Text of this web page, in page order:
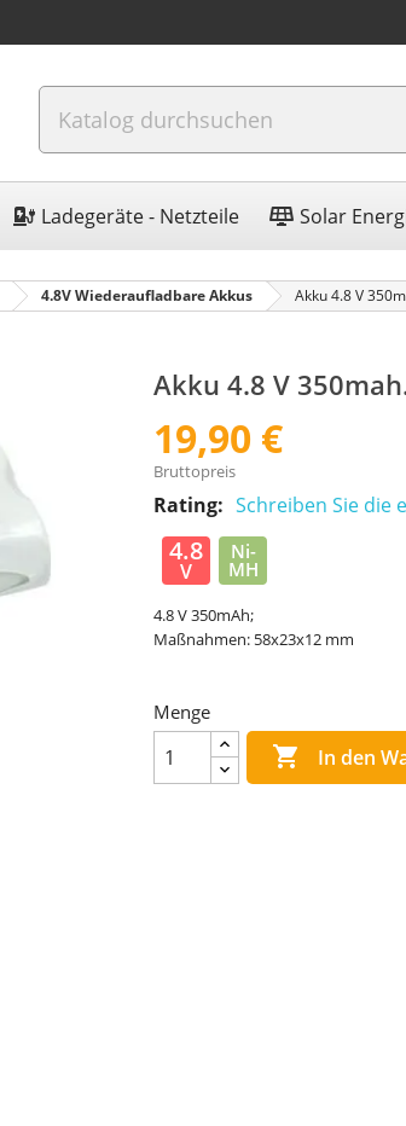
Ladegeräte - Netzteile Solar
4.8V Wiederaufladbare Akkus Akku 4.8 V
Akku 4.8 V
19,90 €
Bruttopreis
Rating: Schreiben Sie die
4.8
V
Ni-
MH
4.8 V 350mAh;
Maßnahmen: 58x23x12 mm
Menge
 In den